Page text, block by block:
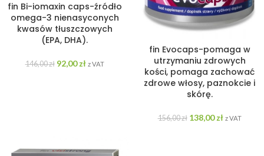
fin Bi-iomaxin caps-źródło
omega-3 nienasyconych
kwasów tłuszczowych
(EPA, DHA).
146,00zł 92,00zł z VAT
fin Evocaps-pomaga w
utrzymaniu zdrowych
kości, pomaga zachować
zdrowe włosy, paznokcie i
skórę.
156,00zł 138,00zł z VAT